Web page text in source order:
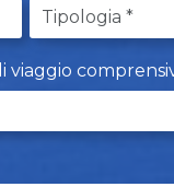
viaggio